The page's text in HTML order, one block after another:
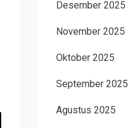
Desember 2025
November 2025
Oktober 2025
September 2025
Agustus 2025